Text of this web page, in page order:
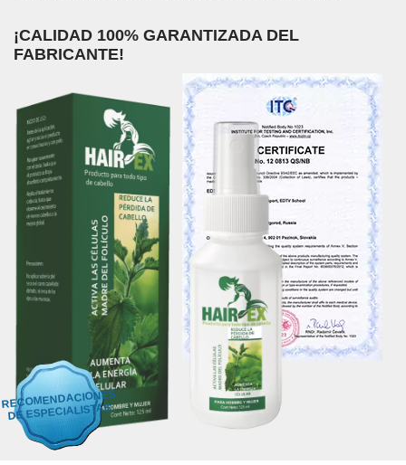
¡CALIDAD 100% GARANTIZADA DEL
FABRICANTE!
RECOMENDACIONES
DE ESPECIALISTAS